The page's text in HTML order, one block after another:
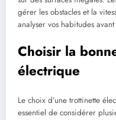
gérer les obstacles et la
analyser vos habitudes avant
Choisir la
électrique
Le choix d’une trottinette
essentiel de considérer